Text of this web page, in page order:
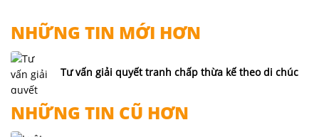
NHỮNG TIN MỚI HƠN
Tư vấn giải quyết tranh chấp thừa kế theo di chúc
NHỮNG TIN CŨ HƠN